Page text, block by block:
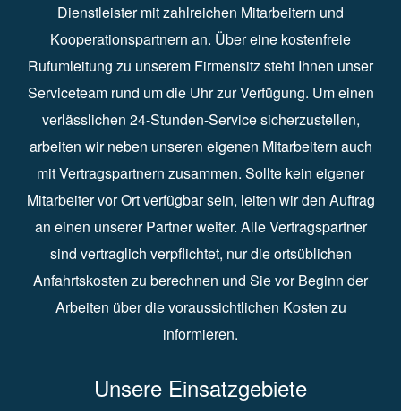
Dienstleister mit zahlreichen Mitarbeitern und
Kooperationspartnern an. Über eine kostenfreie
Rufumleitung zu unserem Firmensitz steht Ihnen unser
Serviceteam rund um die Uhr zur Verfügung. Um einen
verlässlichen 24-Stunden-Service sicherzustellen,
arbeiten wir neben unseren eigenen Mitarbeitern auch
mit Vertragspartnern zusammen. Sollte kein eigener
Mitarbeiter vor Ort verfügbar sein, leiten wir den Auftrag
an einen unserer Partner weiter. Alle Vertragspartner
sind vertraglich verpflichtet, nur die ortsüblichen
Anfahrtskosten zu berechnen und Sie vor Beginn der
Arbeiten über die voraussichtlichen Kosten zu
informieren.
Unsere Einsatzgebiete